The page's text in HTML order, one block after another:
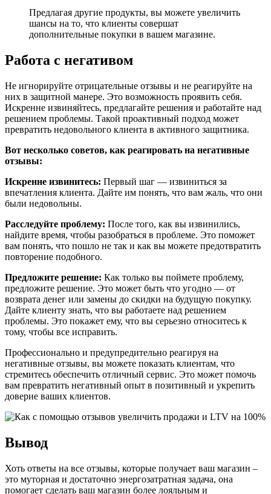
Предлагая другие продукты, вы можете увеличить
шансы на то, что клиенты совершат
дополнительные покупки в вашем магазине.
Работа с негативом
Не игнорируйте отрицательные отзывы и не реагируйте на
них в защитной манере. Это возможность проявить себя.
Искренне извиняйтесь, предлагайте решения и работайте над
решением проблемы. Такой проактивный подход может
превратить недовольного клиента в активного защитника.
Вот несколько советов, как реагировать на негативные
отзывы:
Искренне извинитесь: Первый шаг — извиниться за
впечатления клиента. Дайте им понять, что вам жаль, что они
были недовольны.
Расследуйте проблему: После того, как вы извинились,
найдите время, чтобы разобраться в проблеме. Это поможет
вам понять, что пошло не так и как вы можете предотвратить
повторение подобного.
Предложите решение: Как только вы поймете проблему,
предложите решение. Это может быть что угодно — от
возврата денег или замены до скидки на будущую покупку.
Дайте клиенту знать, что вы работаете над решением
проблемы. Это покажет ему, что вы серьезно относитесь к
тому, чтобы все исправить.
Профессионально и предупредительно реагируя на
негативные отзывы, вы можете показать клиентам, что
стремитесь обеспечить отличный сервис. Это может помочь
вам превратить негативный опыт в позитивный и укрепить
доверие ваших клиентов.
Вывод
Хоть ответы на все отзывы, которые получает ваш магазин –
это муторная и достаточно энергозатратная задача, она
помогает сделать ваш магазин более лояльным и